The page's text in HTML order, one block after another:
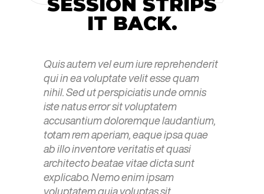
IT BACK.
Quis autem vel eum iure reprehenderit
qui in ea voluptate velit esse quam
nihil. Sed ut perspiciatis unde omnis
iste natus error sit voluptatem
accusantium doloremque laudantium,
totam rem aperiam, eaque ipsa quae
ab illo inventore veritatis et quasi
architecto beatae vitae dicta sunt
explicabo. Nemo enim ipsam
voluptatem quia voluptas sit